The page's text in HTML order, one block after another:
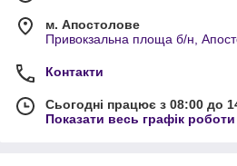
м. Апостолове
Привокзальна площа б/н,
Контакти
Сьогодні працює з 08:00 до
Показати весь графік роботи